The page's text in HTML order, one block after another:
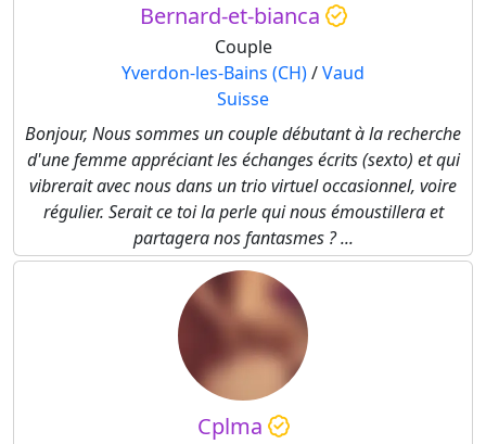
Bernard-et-bianca
Couple
Yverdon-les-Bains (CH)/Vaud
Suisse
Bonjour, Nous sommes un couple débutant à la recherche
d'une femme appréciant les échanges écrits (sexto) et qui
vibrerait avec nous dans un trio virtuel occasionnel, voire
régulier. Serait ce toi la perle qui nous émoustillera et
partagera nos fantasmes ? ...
Cplma